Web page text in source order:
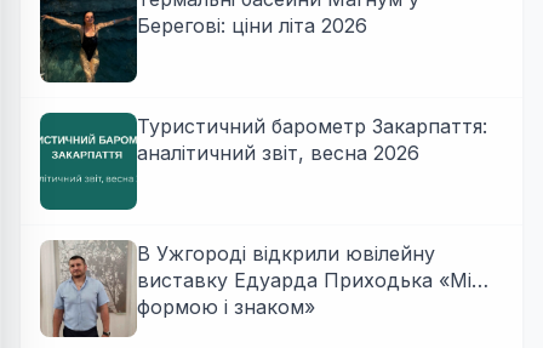
Берегові: ціни літа 2026
Туристичний барометр Закарпаття:
аналітичний звіт, весна 2026
В Ужгороді відкрили ювілейну
виставку Едуарда Приходька «Між
формою і знаком»